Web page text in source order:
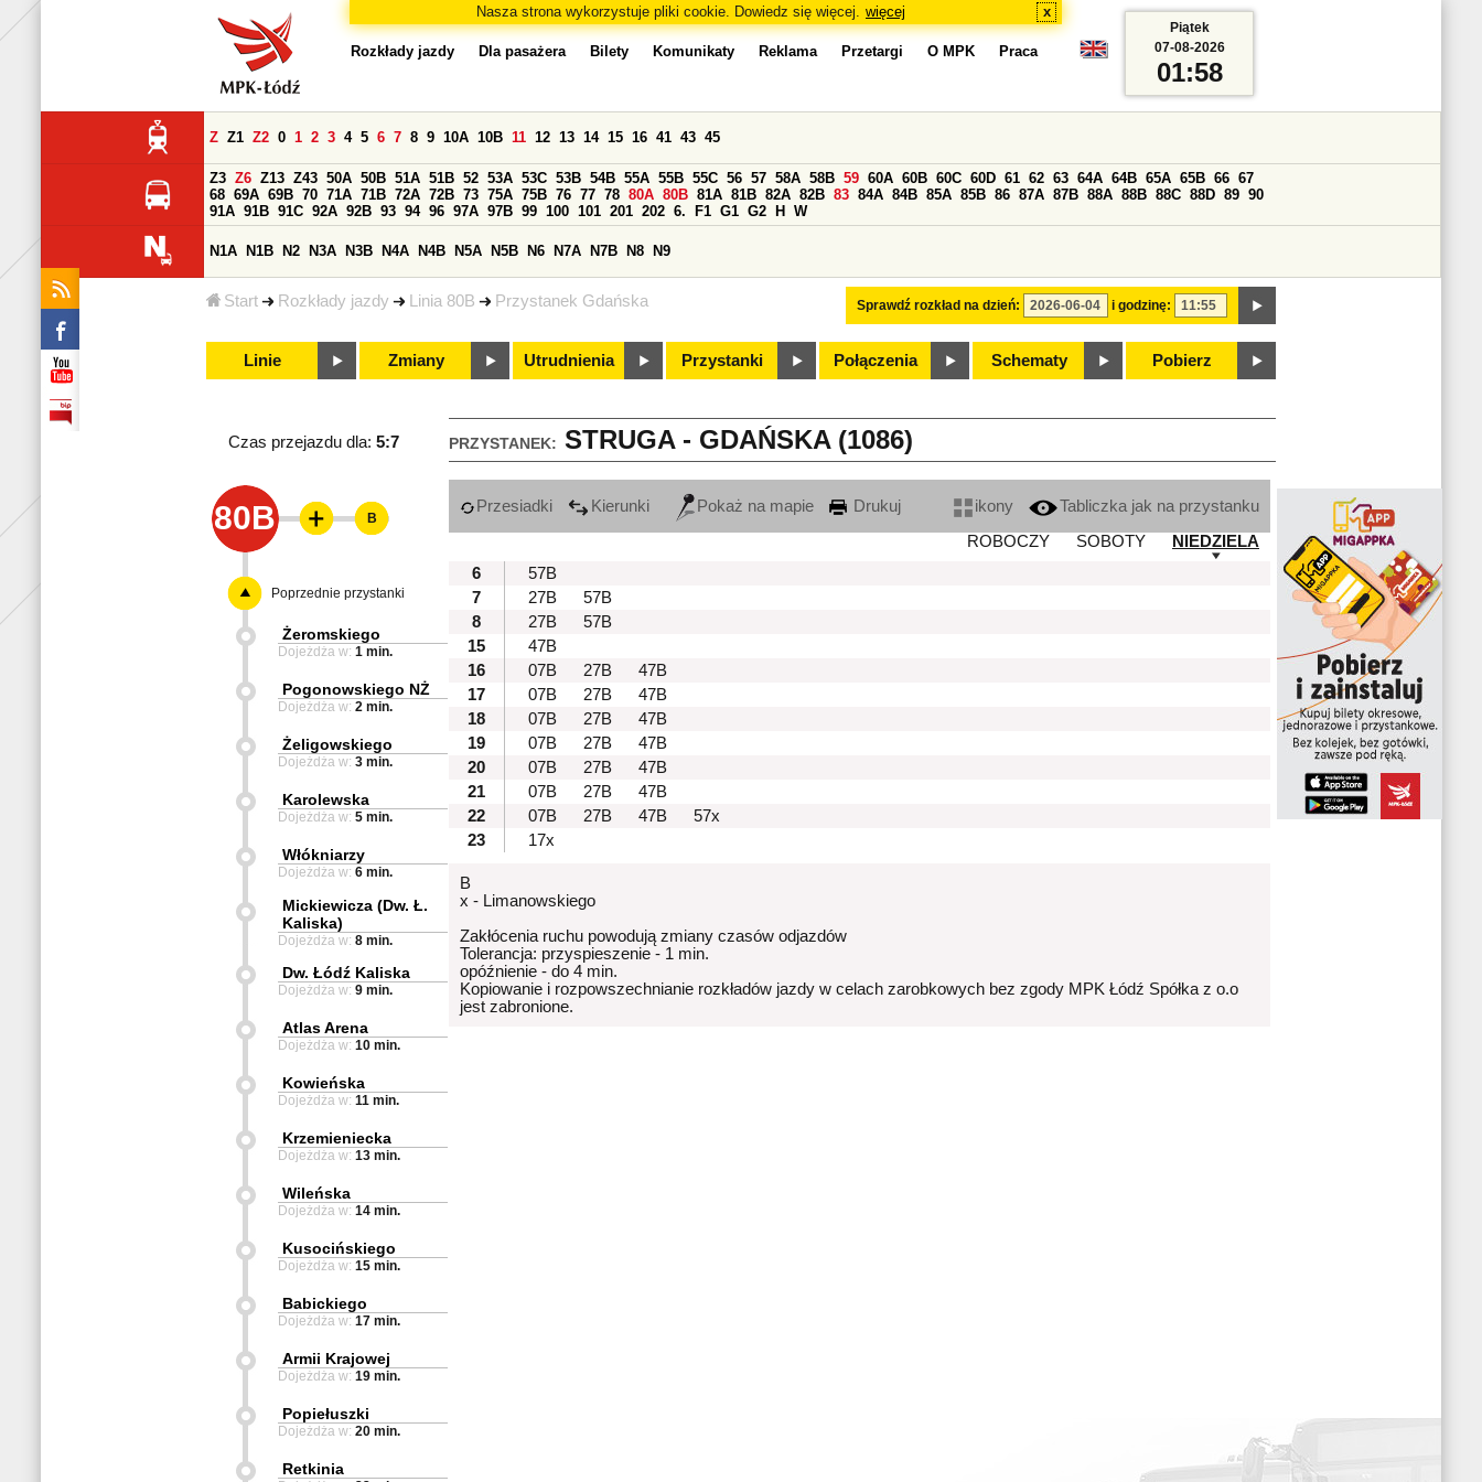
Nasza strona wykorzystuje pliki cookie. Dowiedz się więcej. więcej x
Start Rozkłady jazdy Linia 80B Przystanek Gdańska
Rozkłady jazdy Dla pasażera Bilety Komunikaty Reklama Przetargi O MPK Praca
Sprawdź rozkład na dzień: i godzinę:
Z Z1 Z2 0 1 2 3 4 5 6 7 8 9 10A 10B 11 12 13 14 15 16 41 43 45
Z3 Z6 Z13 Z43 50A 50B 51A 51B 52 53A 53C 53B 54B 55A 55B 55C 56 57 58A 58B 59 60A 60B 60C 60D 61 62 63 64A 64B 65A 65B 66 67
68 69A 69B 70 71A 71B 72A 72B 73 75A 75B 76 77 78 80A 80B 81A 81B 82A 82B 83 84A 84B 85A 85B 86 87A 87B 88A 88B 88C 88D 89 90
91A 91B 91C 92A 92B 93 94 96 97A 97B 99 100 101 201 202 6. F1 G1 G2 H W
N1A N1B N2 N3A N3B N4A N4B N5A N5B N6 N7A N7B N8 N9
Linie Zmiany Utrudnienia Przystanki Połączenia Schematy Pobierz
Piątek
07-08-2026
01:58
PRZYSTANEK: STRUGA - GDAŃSKA (1086)
Czas przejazdu dla: 5:7
80B Przesiadki Kierunki Pokaż na mapie Drukuj ikony
Tabliczka jak na przystanku
ROBOCZY
SOBOTY
NIEDZIELA
6
57B
7
27B
57B
8
27B
57B
15
47B
16
07B 27B
47B
17
07B 27B
47B
18
07B 27B
47B
19
07B 27B
47B
20
07B 27B
47B
21
07B 27B
47B
22
07B 27B 47B
57x
23
17x
B
x - Limanowskiego
Zakłócenia ruchu powodują zmiany czasów odjazdów
Tolerancja: przyspieszenie - 1 min.
opóźnienie - do 4 min.
Kopiowanie i rozpowszechnianie rozkładów jazdy w celach zarobkowych bez zgody MPK Łódź Spółka z o.o
jest zabronione.
B
Poprzednie przystanki
Żeromskiego
Dojeżdża w: 1 min.
Pogonowskiego NŻ
Dojeżdża w: 2 min.
Żeligowskiego
Dojeżdża w: 3 min.
Karolewska
Dojeżdża w: 5 min.
Włókniarzy
Dojeżdża w: 6 min.
Mickiewicza (Dw. Ł.
Kaliska)
Dojeżdża w: 8 min.
Dw. Łódź Kaliska
Dojeżdża w: 9 min.
Atlas Arena
Dojeżdża w: 10 min.
Kowieńska
Dojeżdża w: 11 min.
Krzemieniecka
Dojeżdża w: 13 min.
Wileńska
Dojeżdża w: 14 min.
Kusocińskiego
Dojeżdża w: 15 min.
Babickiego
Dojeżdża w: 17 min.
Armii Krajowej
Dojeżdża w: 19 min.
Popiełuszki
Dojeżdża w: 20 min.
Retkinia